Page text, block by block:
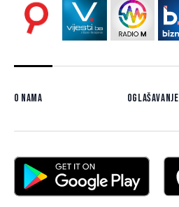
O nama Oglašavanje